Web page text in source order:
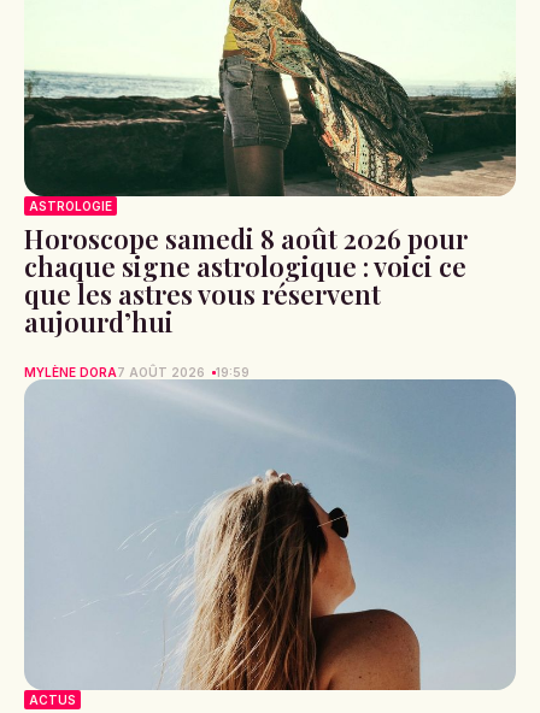
ASTROLOGIE
Horoscope samedi 8 août 2026 pour
chaque signe astrologique : voici ce
que les astres vous réservent
aujourd’hui
MYLÈNE DORA7 AOÛT 2026 19:59
ACTUS